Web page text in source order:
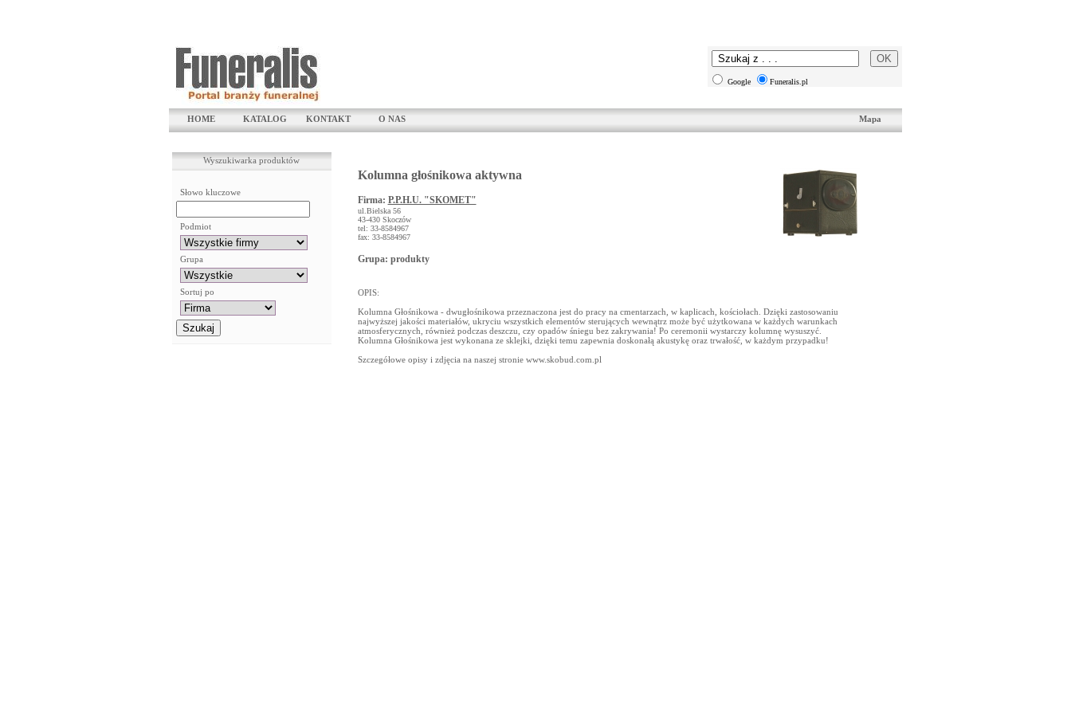
Google Funeralis.pl
HOME KATALOG KONTAKT O NAS Mapa
Wyszukiwarka produktów
Słowo kluczowe
Podmiot
Grupa
Sortuj po
Kolumna głośnikowa aktywna
Firma: P.P.H.U. "SKOMET"
ul.Bielska 56
43-430 Skoczów
tel: 33-8584967
fax: 33-8584967
Grupa: produkty
OPIS:
Kolumna Głośnikowa - dwugłośnikowa przeznaczona jest do pracy na cmentarzach, w kaplicach, kościołach. Dzięki zastosowaniu
najwyższej jakości materiałów, ukryciu wszystkich elementów sterujących wewnątrz może być użytkowana w każdych warunkach
atmosferycznych, również podczas deszczu, czy opadów śniegu bez zakrywania! Po ceremonii wystarczy kolumnę wysuszyć.
Kolumna Głośnikowa jest wykonana ze sklejki, dzięki temu zapewnia doskonałą akustykę oraz trwałość, w każdym przypadku!
Szczegółowe opisy i zdjęcia na naszej stronie www.skobud.com.pl